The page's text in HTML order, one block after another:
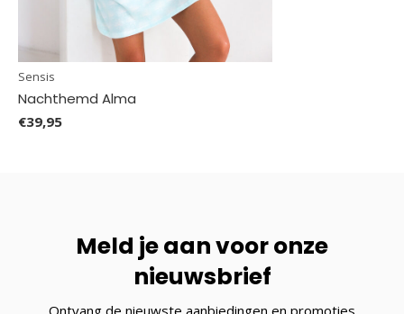
Sensis
Nachthemd Alma
€39,95
Meld je aan voor onze
nieuwsbrief
Ontvang de nieuwste aanbiedingen en promoties